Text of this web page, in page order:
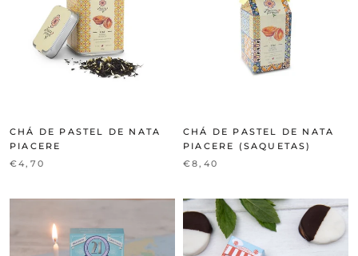
CHÁ DE PASTEL DE NATA
PIACERE
€4,70
CHÁ DE PASTEL DE NATA
PIACERE (SAQUETAS)
€8,40